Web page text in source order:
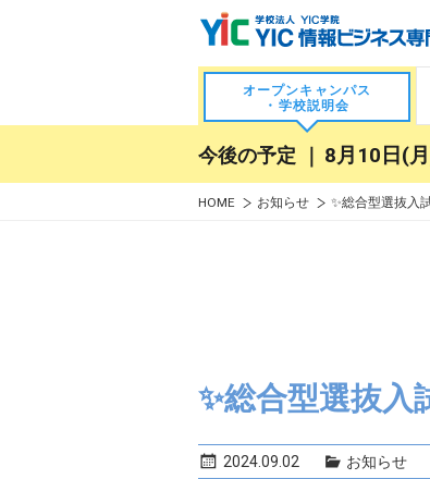
オープンキャンパス
・学校説明会
今後の予定 ｜ 8月10日(
HOME お知らせ ✨総合型選抜入
✨総合型選抜入
2024.09.02 お知らせ